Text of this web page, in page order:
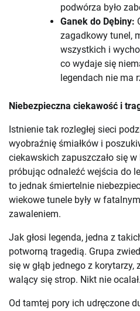
podwórza było
Ganek do Dębiny:
zagadkowy tunel,
wszystkich i
co wydaje się
legendach nie ma
Niebezpieczna ciekawość i
Istnienie tak rozległej sieci
wyobraźnię śmiałków i
ciekawskich zapuszczało się
próbując odnaleźć wejścia do
to jednak śmiertelnie
wiekowe tunele były w
zawaleniem.
Jak głosi legenda, jedna z
potworną tragedią. Grupa
się w głąb jednego z korytarzy,
walący się strop. Nikt nie ocalał.
Od tamtej pory ich udręczone